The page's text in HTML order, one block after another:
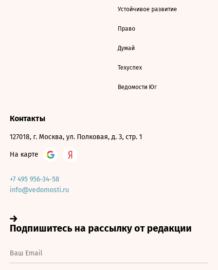
Устойчивое развитие
Право
Думай
Техуспех
Ведомости Юг
Контакты
127018, г. Москва, ул. Полковая, д. 3, стр. 1
На карте
+7 495 956-34-58
info@vedomosti.ru